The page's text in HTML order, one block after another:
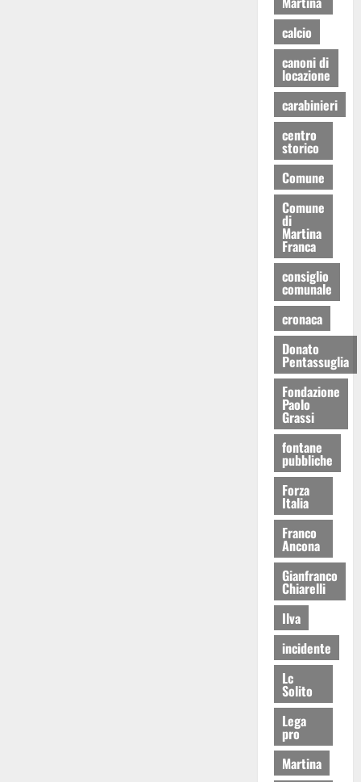
calcio
canoni di
locazione
carabinieri
centro
storico
Comune
Comune
di
Martina
Franca
consiglio
comunale
cronaca
Donato
Pentassuglia
Fondazione
Paolo
Grassi
fontane
pubbliche
Forza
Italia
Franco
Ancona
Gianfranco
Chiarelli
Ilva
incidente
Lc
Solito
Lega
pro
Martina